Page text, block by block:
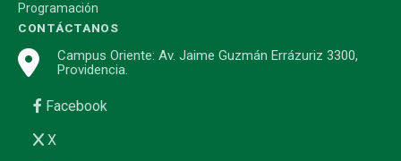
Programación
CONTÁCTANOS
Campus Oriente: Av. Jaime Guzmán Errázuriz 3300,
Providencia.
Facebook
X